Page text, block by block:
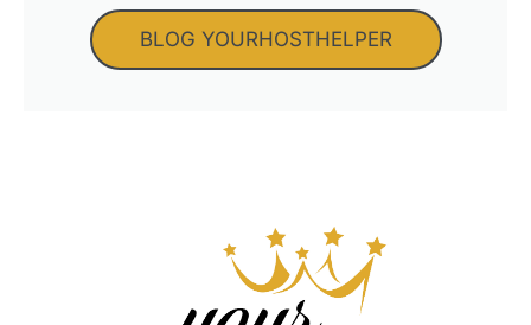
BLOG YOURHOSTHELPER